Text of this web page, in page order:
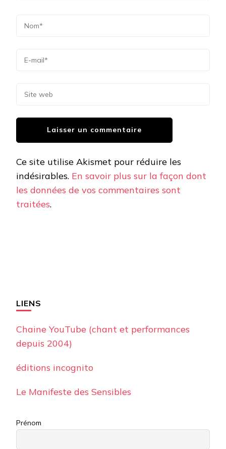
Ce site utilise Akismet pour réduire les
indésirables. En savoir plus sur la façon dont
les données de vos commentaires sont
traitées.
LIENS
Chaine YouTube (chant et performances
depuis 2004)
éditions incognito
Le Manifeste des Sensibles
Prénom